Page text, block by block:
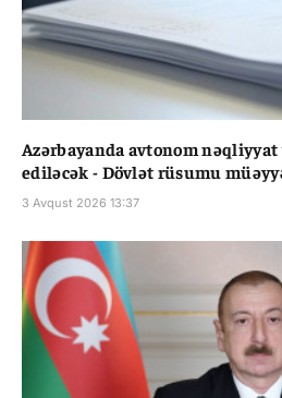
Azərbayanda avtonom
ediləcək - Dövlət rüsumu
3 Avqust 2026 13:37